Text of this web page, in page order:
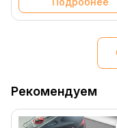
Рекомендуем